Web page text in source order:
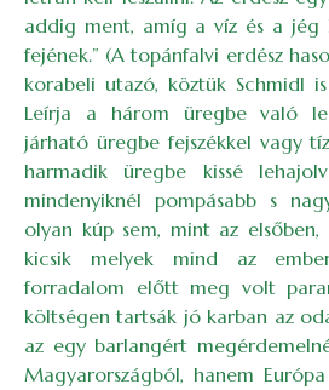
addig ment, amíg a víz és a
fejének.” (A topánfalvi erdész
korabeli utazó, köztük Schmidl
Leírja a három üregbe való
járható üregbe fejszékkel vagy
harmadik üregbe kissé
mindenyiknél pompásabb s
olyan kúp sem, mint az
kicsik melyek mind az
forradalom előtt meg volt
költségen tartsák jó karban az
az egy barlangért
Magyarországból, hanem